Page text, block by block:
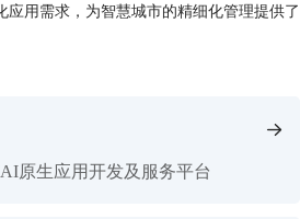
应用需求，为智慧城市的精细化管理提供了
原生应用开发及服务平台